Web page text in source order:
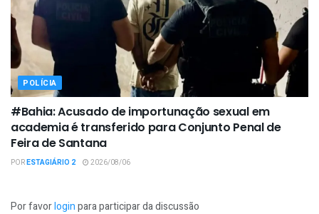
POLÍCIA
#Bahia: Acusado de importunação sexual em
academia é transferido para Conjunto Penal de
Feira de Santana
PORESTAGIÁRIO 2 2026/08/06
Por favorloginpara participar da discussão